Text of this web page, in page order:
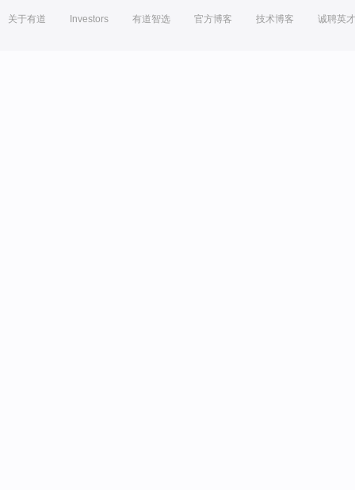
关于有道 Investors 有道智选 官方博客 技术博客 诚聘英才